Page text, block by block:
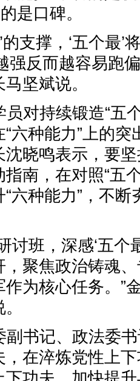
是口碑。
的支撑，‘五个最
强反而越容易跑
坚斌说。
对持续锻造“五
六种能力”上的
晓鸣表示，要
南，在对照“五
六种能力”，不
讨班，深感‘五个
聚焦政治铸魂
为核心任务。”
副书记、政法委
在淬炼党性上